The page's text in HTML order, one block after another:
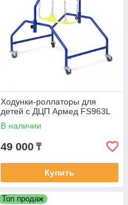
Ходунки-роллаторы для
детей с ДЦП Армед FS963L
В наличии
49 000 ₸
Купить
Топ продаж